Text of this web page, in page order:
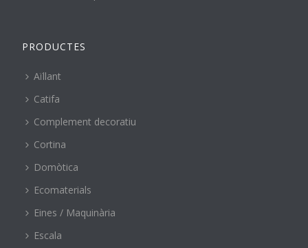
PRODUCTES
Aïllant
Catifa
Complement decoratiu
Cortina
Domòtica
Ecomaterials
Eines / Maquinària
Escala